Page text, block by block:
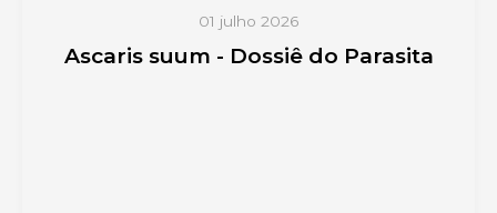
01 julho 2026
Ascaris suum - Dossiê do Parasita